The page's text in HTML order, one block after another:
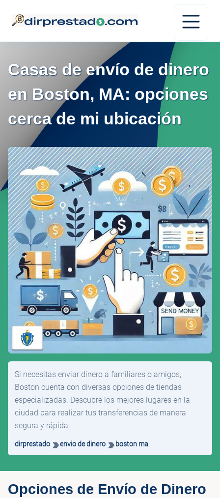
Casas de envío de dinero
en Boston, MA: opciones
cerca de mi ubicación
Si necesitas enviar dinero a familiares o amigos,
Boston cuenta con diversas opciones de tiendas
especializadas. Descubre los mejores lugares en la
ciudad para realizar tus transferencias de manera
segura y rápida.
dirprestado envio de dinero boston ma
Opciones de Envío de Dinero